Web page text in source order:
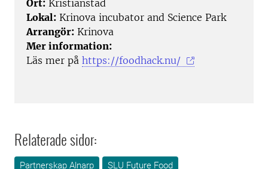
Ort: Kristianstad
Lokal: Krinova incubator and Science Park
Arrangör: Krinova
Mer information:
Läs mer på https://foodhack.nu/
Relaterade sidor:
Partnerskap Alnarp SLU Future Food